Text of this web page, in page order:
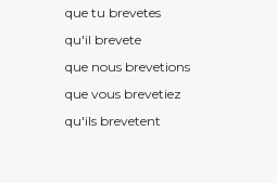
que tu brevetes
qu'il brevete
que nous brevetions
que vous brevetiez
qu'ils brevetent